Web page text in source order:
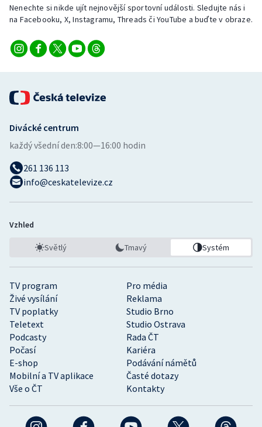
Nenechte si nikde ujít nejnovější sportovní události. Sledujte nás i
na Facebooku, X, Instagramu, Threads či YouTube a buďte v obraze.
TV program
Pro média
Živé vysílání
Reklama
TV poplatky
Studio Brno
Teletext
Studio Ostrava
Podcasty
Rada ČT
Počasí
Kariéra
E-shop
Podávání námětů
Mobilní a TV aplikace
Časté dotazy
Vše o ČT
Kontakty
Divácké centrum
každý všední den:8:00—16:00 hodin
261 136 113
info@ceskatelevize.cz
Vzhled
Světlý Tmavý Systém